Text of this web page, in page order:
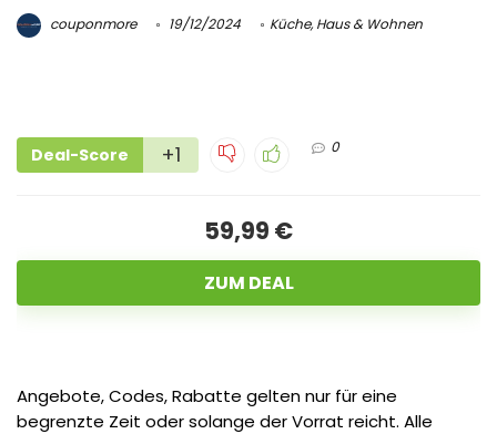
couponmore 19/12/2024 Küche, Haus & Wohnen
Deal-Score +1 0
59,99 €
ZUM DEAL
Angebote, Codes, Rabatte gelten nur für eine
begrenzte Zeit oder solange der Vorrat reicht. Alle